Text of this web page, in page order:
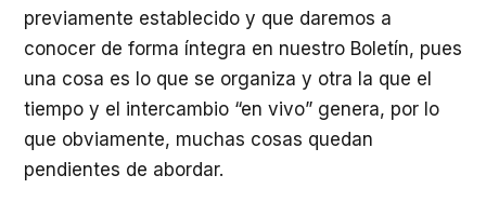
previamente establecido y que daremos a
conocer de forma íntegra en nuestro Boletín, pues
una cosa es lo que se organiza y otra la que el
tiempo y el intercambio “en vivo” genera, por lo
que obviamente, muchas cosas quedan
pendientes de abordar.